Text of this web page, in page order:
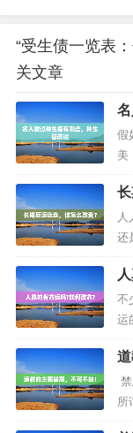
“受生债一览表
关文章
假
美
人
的
运
齿
还
这
关
于
改
这
不
运
首
通
这
人
所
要